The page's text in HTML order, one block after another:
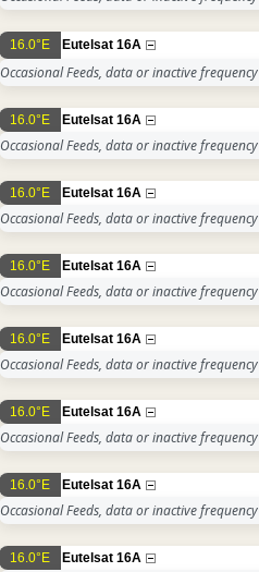
16.0°E Eutelsat 16A
Occasional Feeds, data or inactive frequency
16.0°E Eutelsat 16A
Occasional Feeds, data or inactive frequency
16.0°E Eutelsat 16A
Occasional Feeds, data or inactive frequency
16.0°E Eutelsat 16A
Occasional Feeds, data or inactive frequency
16.0°E Eutelsat 16A
Occasional Feeds, data or inactive frequency
16.0°E Eutelsat 16A
Occasional Feeds, data or inactive frequency
16.0°E Eutelsat 16A
Occasional Feeds, data or inactive frequency
16.0°E Eutelsat 16A